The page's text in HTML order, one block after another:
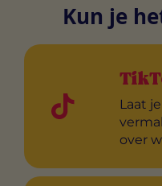
Kun je
Laat
over